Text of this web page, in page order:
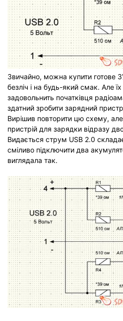
Звичайно, можна купити готове
безліч і на будь-який смак. Але
задовольнить початківця
здатний зробити зарядний
Вирішив повторити цю схему,
пристрій для зарядки відразу
Видається струм USB 2.0
сміливо підключити два
виглядала так.